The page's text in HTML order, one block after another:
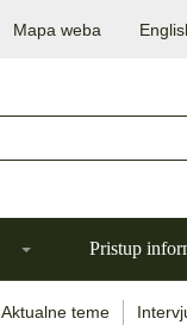
Mapa weba
Pristup
Aktualne teme